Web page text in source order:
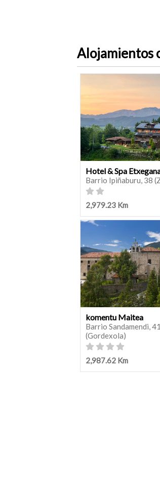
Alojamientos
Hotel & Spa
Barrio Ipiñaburu, 38
2,979.23 Km
komentu Maitea
Barrio Sandamendi, 41
(Gordexola)
2,987.62 Km